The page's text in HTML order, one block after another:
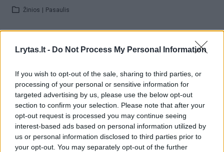
Lrytas.lt - Do Not Process My Personal Information
If you wish to opt-out of the sale, sharing to third parties, or
processing of your personal or sensitive information for
targeted advertising by us, please use the below opt-out
section to confirm your selection. Please note that after your
opt-out request is processed you may continue seeing
interest-based ads based on personal information utilized by
us or personal information disclosed to third parties prior to
your opt-out. You may separately opt-out of the further
Žinios Pasaulis
00:22:27
„Kelionės tikslas“ – Birštono ir Širvintų atradimai
Visi įrašai
Žiūrimiausi įrašai